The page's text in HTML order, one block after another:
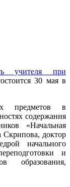
учителя при
30 мая в
предметов в
содержания
«Начальная
Скрипова, доктор
начального
и
образования,